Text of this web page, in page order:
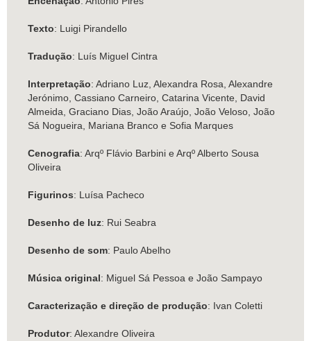
Texto: Luigi Pirandello
Tradução: Luís Miguel Cintra
Interpretação: Adriano Luz, Alexandra Rosa, Alexandre
Jerónimo, Cassiano Carneiro, Catarina Vicente, David
Almeida, Graciano Dias, João Araújo, João Veloso, João
Sá Nogueira, Mariana Branco e Sofia Marques
Cenografia: Arqº Flávio Barbini e Arqº Alberto Sousa
Oliveira
Figurinos: Luísa Pacheco
Desenho de luz: Rui Seabra
Desenho de som: Paulo Abelho
Música original: Miguel Sá Pessoa e João Sampayo
Caracterização e direção de produção: Ivan Coletti
Produtor: Alexandre Oliveira